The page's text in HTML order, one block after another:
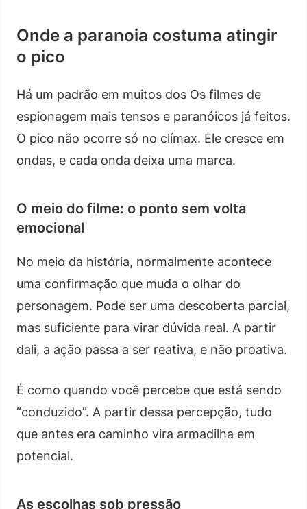
Onde a paranoia costuma atingir
o pico
Há um padrão em muitos dos Os filmes de
espionagem mais tensos e paranóicos já feitos.
O pico não ocorre só no clímax. Ele cresce em
ondas, e cada onda deixa uma marca.
O meio do filme: o ponto sem volta
emocional
No meio da história, normalmente acontece
uma confirmação que muda o olhar do
personagem. Pode ser uma descoberta parcial,
mas suficiente para virar dúvida real. A partir
dali, a ação passa a ser reativa, e não proativa.
É como quando você percebe que está sendo
“conduzido”. A partir dessa percepção, tudo
que antes era caminho vira armadilha em
potencial.
As escolhas sob pressão